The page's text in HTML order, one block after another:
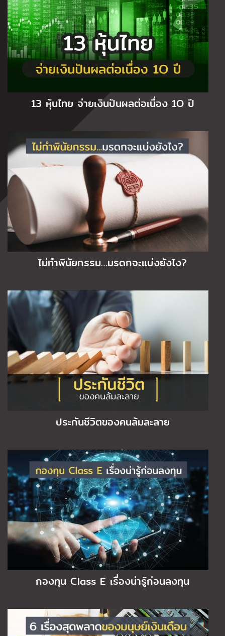
13 หุ้นไทย จ่ายเงินปันผลต่อเนื่อง 1O ปี
ไม่ทำพินัยกรรม…มรดกจะแบ่งยังไง?
ประกันชีวิตของคนล้มละลาย
กองทุน Class E เรื่องน่ารู้ก่อนลงทุน